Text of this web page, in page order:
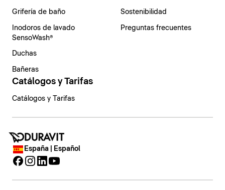
Grifería de baño
Inodoros de lavado
SensoWash®
Duchas
Bañeras
Sostenibilidad
Preguntas frecuentes
Catálogos y Tarifas
Catálogos y Tarifas
España | Español